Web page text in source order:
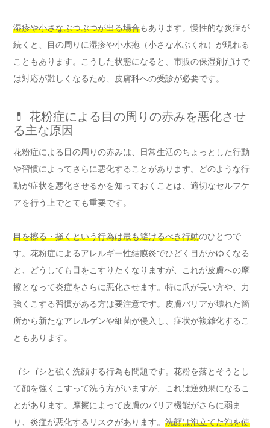
湿疹や小さなぶつぶつが出る場合もあります。慢性的な炎症が
続くと、目の周りに湿疹や小水疱（小さな水ぶくれ）が現れる
こともあります。こうした状態になると、市販の保湿剤だけで
は対応が難しくなるため、皮膚科への受診が必要です。
💊 花粉症による目の周りの赤みを悪化させ
る主な原因
花粉症による目の周りの赤みは、日常生活のちょっとした行動
や習慣によってさらに悪化することがあります。どのような行
動が症状を悪化させるかを知っておくことは、適切なセルフケ
アを行う上でとても重要です。
目を擦る・掻くという行為は最も避けるべき行動のひとつで
す。花粉症によるアレルギー性結膜炎でひどく目がかゆくなる
と、どうしても目をこすりたくなりますが、これが皮膚への摩
擦となって炎症をさらに悪化させます。特に爪が長い方や、力
強くこする習慣がある方は要注意です。皮膚バリアが壊れた箇
所から新たなアレルゲンや細菌が侵入し、症状が複雑化するこ
ともあります。
ゴシゴシと強く洗顔する行為も問題です。花粉を落とそうとし
て顔を強くこすって洗う方がいますが、これは逆効果になるこ
とがあります。摩擦によって皮膚のバリア機能がさらに弱ま
り、炎症が悪化するリスクがあります。 洗顔は泡立てた泡を使